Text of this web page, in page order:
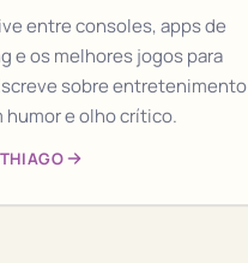
entre consoles, apps de
e os melhores jogos para
sobre entretenimento
humor e olho crítico.